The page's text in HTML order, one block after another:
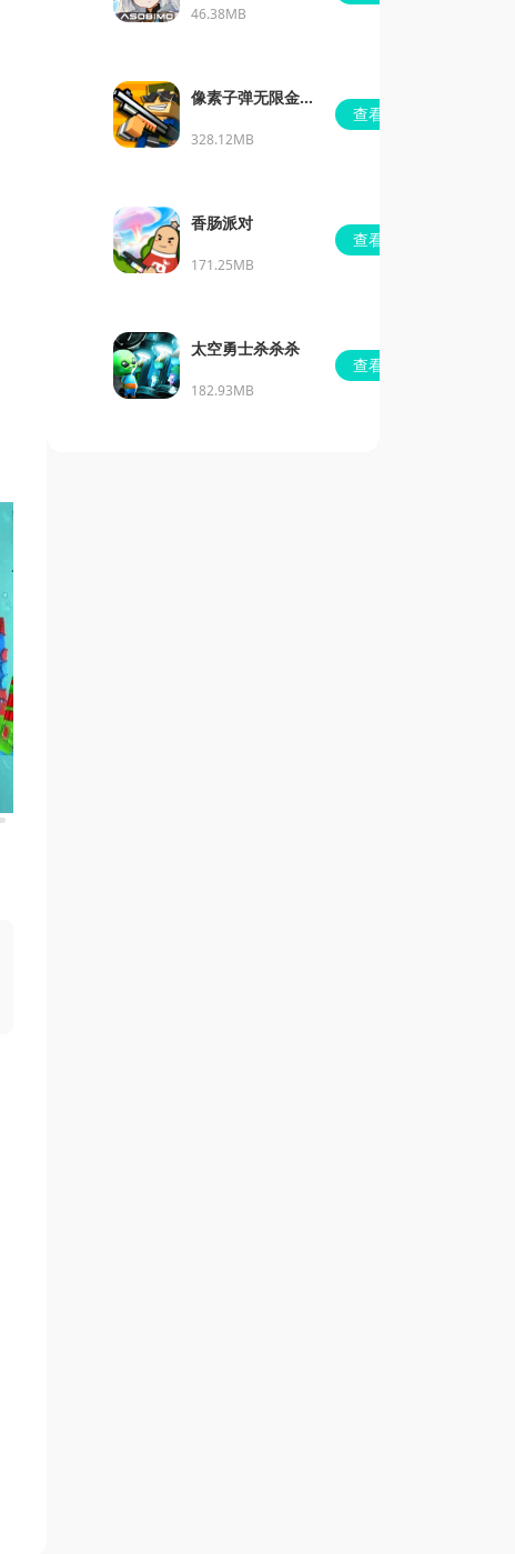
46.38MB
像素子弹无限金币
版免广告
328.12MB
查看
香肠派对
171.25MB
查看
太空勇士杀杀杀
182.93MB
查看